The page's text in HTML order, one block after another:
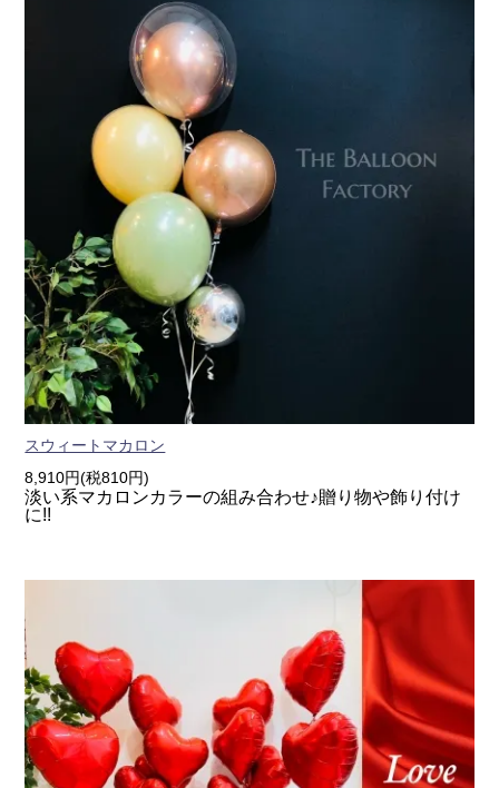
スウィートマカロン
8,910円(税810円)
淡い系マカロンカラーの組み合わせ♪贈り物や飾り付け
に!!